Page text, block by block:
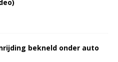
bekneld onder auto